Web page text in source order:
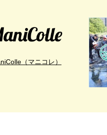
（マニコレ）